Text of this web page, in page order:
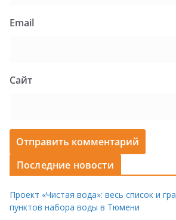
Email
Сайт
Последние новости
Проект «Чистая вода»: весь список и
пунктов набора воды в Тюмени